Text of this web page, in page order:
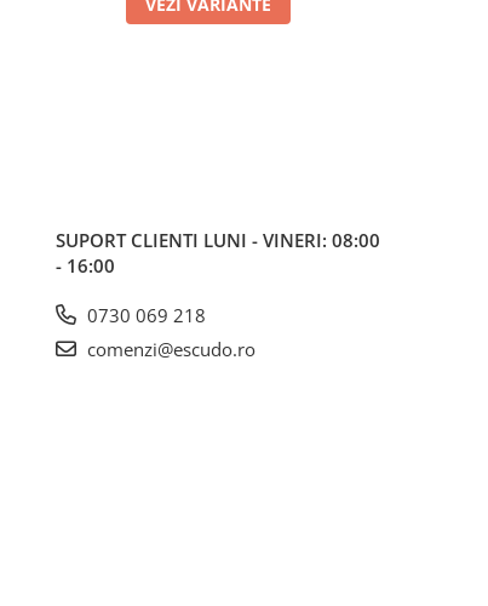
SUPORT CLIENTI LUNI - VINERI: 08:00
- 16:00
0730 069 218
comenzi@escudo.ro